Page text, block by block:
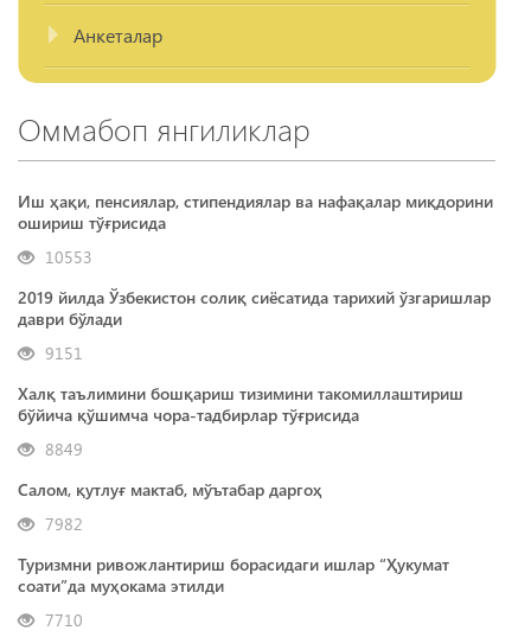
Анкеталар
Оммабоп янгиликлар
Иш ҳақи, пенсиялар, стипендиялар ва нафақалар миқдорини
ошириш тўғрисида
10553
2019 йилда Ўзбекистон солиқ сиёсатида тарихий ўзгаришлар
даври бўлади
9151
Халқ таълимини бошқариш тизимини такомиллаштириш
бўйича қўшимча чора-тадбирлар тўғрисида
8849
Салом, қутлуғ мактаб, мўътабар даргоҳ
7982
Туризмни ривожлантириш борасидаги ишлар “Ҳукумат
соати”да муҳокама этилди
7710